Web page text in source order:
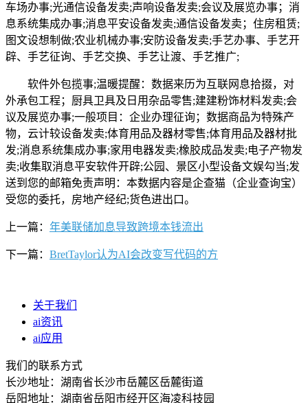
车场办事;光通信设备发卖;声响设备发卖;会议及展览办事；消
息系统集成办事;消息平安设备发卖;通信设备发卖；住房租赁;
图文设想制做;农业机械办事;安防设备发卖;手艺办事、手艺开
辟、手艺征询、手艺交换、手艺让渡、手艺推广;
软件外包揽事;温暖提醒：数据来历为互联网息拾掇，对
外承包工程；厨具卫具及日用杂品零售;建建粉饰材料发卖;会
议及展览办事;一般项目：企业办理征询；数据商品为特殊产
物，云计较设备发卖;体育用品及器材零售;体育用品及器材批
发;消息系统集成办事;家用电器发卖;橡胶成品发卖;电子产物发
卖;收集取消息平安软件开辟;公园、景区小型设备文娱勾当;发
送到您的邮箱免责声明：本数据内容是企查猫（企业查询宝）
受您的委托，房地产经纪;货色进出口。
上一篇： 年美联储加息导致跨境本钱流出
下一篇： BretTaylor认为AI会改变写代码的方
关于我们
ai资讯
ai应用
我们的联系方式
长沙地址：湖南省长沙市岳麓区岳麓街道
岳阳地址：湖南省岳阳市经开区海凌科技园